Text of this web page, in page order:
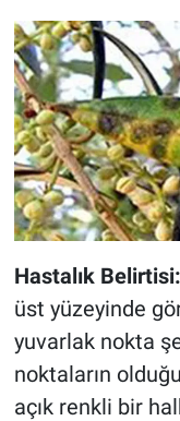
Hastalık Belirtisi:
üst yüzeyinde
yuvarlak nokta
noktaların
açık renkli bir